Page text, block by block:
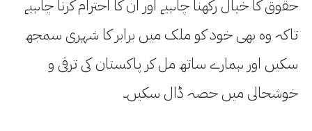
حقوق کا خیال رکھنا چاہیے اور ان کا احترام کرنا چاہیے
تاکہ وہ بھی خود کو ملک میں برابر کا شہری سمجھ
سکیں اور ہمارے ساتھ مل کر پاکستان کی ترقی و
خوشحالی میں حصہ ڈال سکیں۔